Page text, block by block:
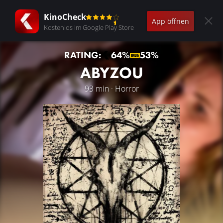
KinoCheck
Kostenlos im Google Play Store
App öffnen
RATING: 64% 53%
ABYZOU
93 min · Horror